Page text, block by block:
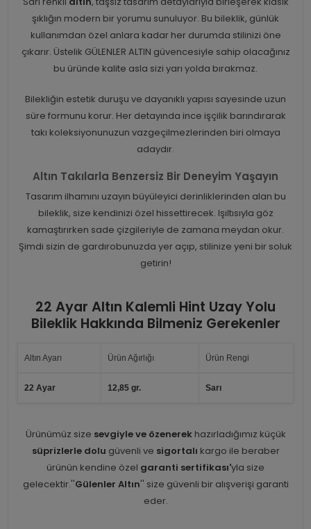
şıklığın modern bir yorumu sunuluyor. Bu bileklik, günlük
kullanımdan özel anlara kadar her durumda stilinizi öne
çıkarır. Üstelik GÜLENLER ALTIN güvencesiyle sahip olacağınız
bu üründe kalite asla sizi yarı yolda bırakmaz.
Bilekliğin estetik duruşu ve dayanıklı yapısı sayesinde uzun
süre formunu korur. Her detayında ince işçilik barındırarak
takı koleksiyonunuzun vazgeçilmezlerinden biri olmaya
adaydır.
Altın Takılarla Benzersiz Bir Deneyim Yaşayın
Tasarım ilhamını uzayın büyüleyici derinliklerinden alan bu
bileklik, size kendinizi özel hissettirecek. Işıltısıyla göz
kamaştırırken sade çizgileriyle de zamana meydan okur.
Şimdi sizin de gardırobunuzda yer açıp, stilinize yeni bir soluk
getirin!
22 Ayar Altın Kalemli Hint Uzay Yolu
Bileklik Hakkında Bilmeniz Gerekenler
Altın Ayarı Ürün Ağırlığı Ürün Rengi
22 Ayar 12,85 gr. Sarı
Ürünümüz size sevgiyle ve özenerekhazırladığımız küçük
süprizlerle dolu güvenli ve sigortalı kargo ile beraber
ürünün kendine özel garanti sertifikası'yla size
gelecektir.''Gülenler Altın'' size güvenli bir alışverişi garanti
eder.